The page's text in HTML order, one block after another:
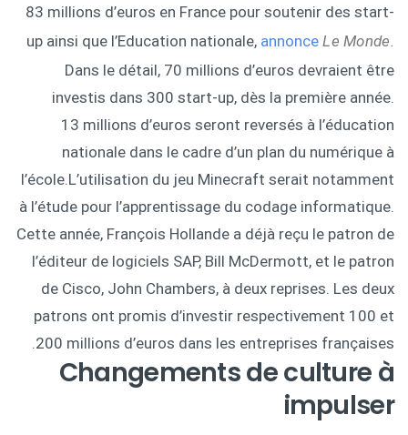
83 millions d’euros en France pour soutenir des start-
up ainsi que l’Education nationale, annonceLe Monde.
Dans le détail, 70 millions d’euros devraient être
investis dans 300 start-up, dès la première année.
13 millions d’euros seront reversés à l’éducation
nationale dans le cadre d’un plan du numérique à
l’école.L’utilisation du jeu Minecraft serait notamment
à l’étude pour l’apprentissage du codage informatique.
Cette année, François Hollande a déjà reçu le patron de
l’éditeur de logiciels SAP, Bill McDermott, et le patron
de Cisco, John Chambers, à deux reprises. Les deux
patrons ont promis d’investir respectivement 100 et
200 millions d’euros dans les entreprises françaises.
Changements de culture à
impulser